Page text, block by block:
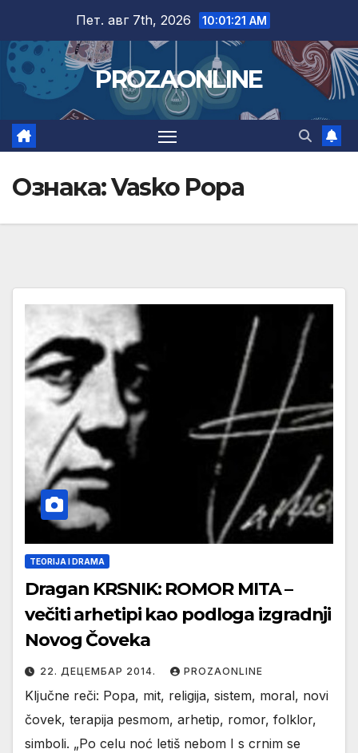
content
Пет. авг 7th, 2026 10:01:21 AM
PROZAONLINE
Ознака:Vasko Popa
TEORIJA I DRAMA
Dragan KRSNIK: ROMOR MITA –
večiti arhetipi kao podloga izgradnji
Novog Čoveka
22. ДЕЦЕМБАР 2014. PROZAONLINE
Ključne reči: Popa, mit, religija, sistem, moral, novi
čovek, terapija pesmom, arhetip, romor, folklor,
simboli. „Po celu noć letiš nebom I s crnim se